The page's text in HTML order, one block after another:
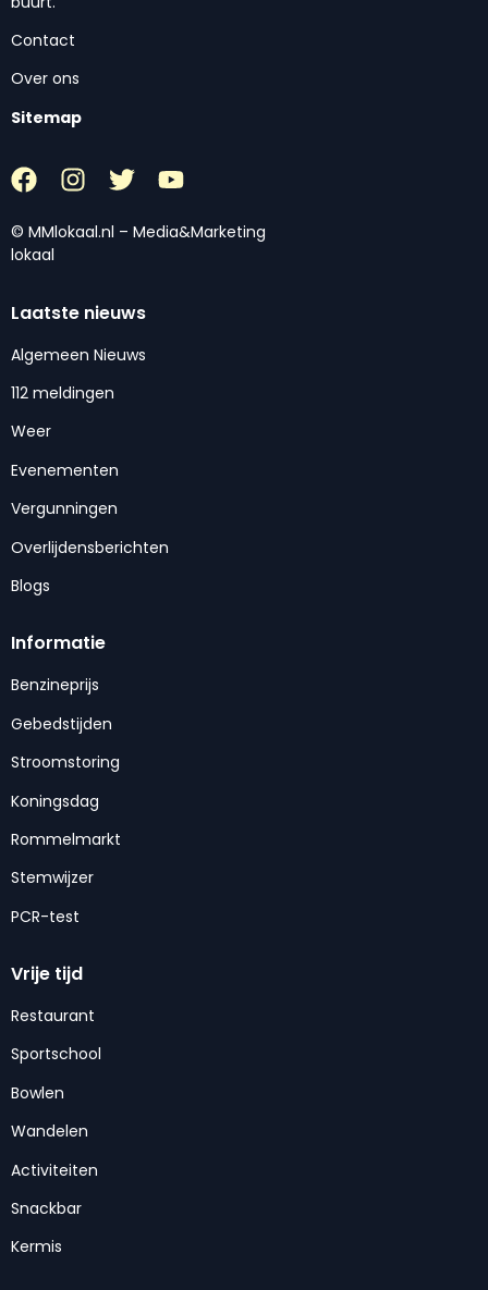
Contact
Over ons
Sitemap
© MMlokaal.nl – Media&Marketing
lokaal
Laatste nieuws
Algemeen Nieuws
112 meldingen
Weer
Evenementen
Vergunningen
Overlijdensberichten
Blogs
Informatie
Benzineprijs
Gebedstijden
Stroomstoring
Koningsdag
Rommelmarkt
Stemwijzer
PCR-test
Vrije tijd
Restaurant
Sportschool
Bowlen
Wandelen
Activiteiten
Snackbar
Kermis